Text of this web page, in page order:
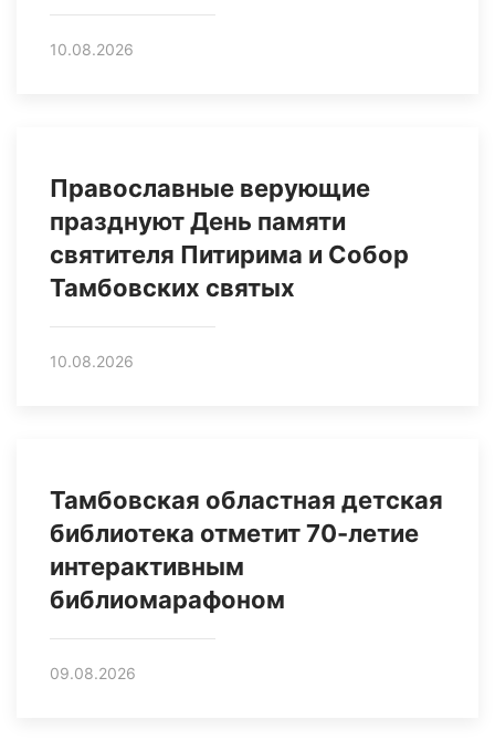
10.08.2026
Православные верующие
празднуют День памяти
святителя Питирима и Собор
Тамбовских святых
10.08.2026
Тамбовская областная детская
библиотека отметит 70-летие
интерактивным
библиомарафоном
09.08.2026